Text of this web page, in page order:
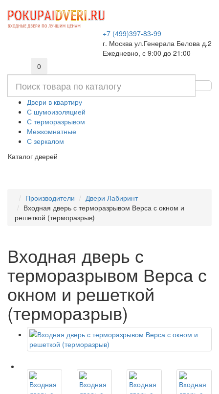
+7 (499)397-83-99
г. Москва ул.Генерала Белова д.2
Ежедневно, с 9:00 до 21:00
0
Двери в квартиру
С шумоизоляцией
С терморазрывом
Межкомнатные
С зеркалом
Каталог дверей
Производители
Двери Лабиринт
Входная дверь с терморазрывом Верса с окном и
решеткой (терморазрыв)
Входная дверь с
терморазрывом Верса с
окном и решеткой
(терморазрыв)